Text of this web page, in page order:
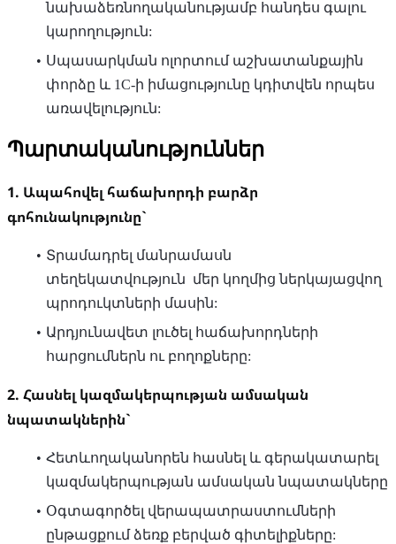
նախաձեռնողականությամբ հանդես գալու
կարողություն:
Սպասարկման ոլորտում աշխատանքային
փորձը և 1C-ի իմացությունը կդիտվեն որպես
առավելություն:
Պարտականություններ
1. Ապահովել հաճախորդի բարձր
գոհունակությունը`
Տրամադրել մանրամասն
տեղեկատվություն մեր կողմից ներկայացվող
պրոդուկտների մասին:
Արդյունավետ լուծել հաճախորդների
հարցումներն ու բողոքները:
2. Հասնել կազմակերպության ամսական
նպատակներին`
Հետևողականորեն հասնել և գերակատարել
կազմակերպության ամսական նպատակները
Օգտագործել վերապատրաստումների
ընթացքում ձեռք բերված գիտելիքները: